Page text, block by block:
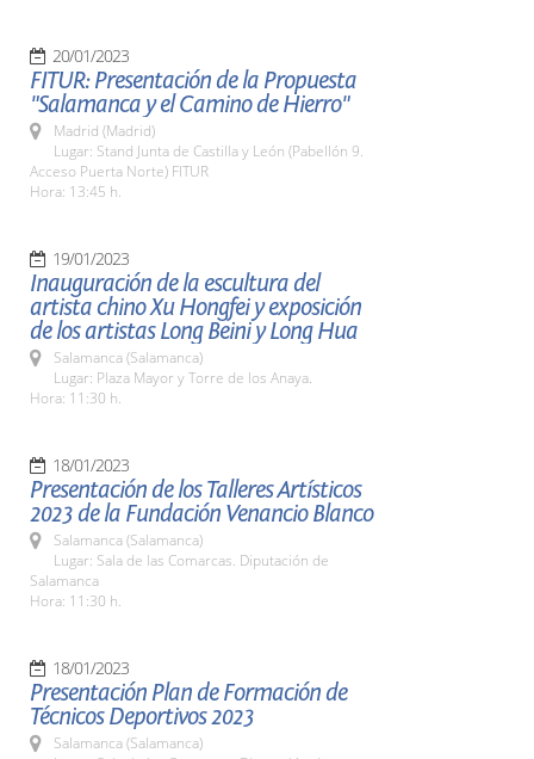
20/01/2023
FITUR: Presentación de la Propuesta
"Salamanca y el Camino de Hierro"
Madrid (Madrid)
Lugar: Stand Junta de Castilla y León (Pabellón 9.
Acceso Puerta Norte) FITUR
Hora: 13:45 h.
19/01/2023
Inauguración de la escultura del
artista chino Xu Hongfei y exposición
de los artistas Long Beini y Long Hua
Salamanca (Salamanca)
Lugar: Plaza Mayor y Torre de los Anaya.
Hora: 11:30 h.
18/01/2023
Presentación de los Talleres Artísticos
2023 de la Fundación Venancio Blanco
Salamanca (Salamanca)
Lugar: Sala de las Comarcas. Diputación de
Salamanca
Hora: 11:30 h.
18/01/2023
Presentación Plan de Formación de
Técnicos Deportivos 2023
Salamanca (Salamanca)